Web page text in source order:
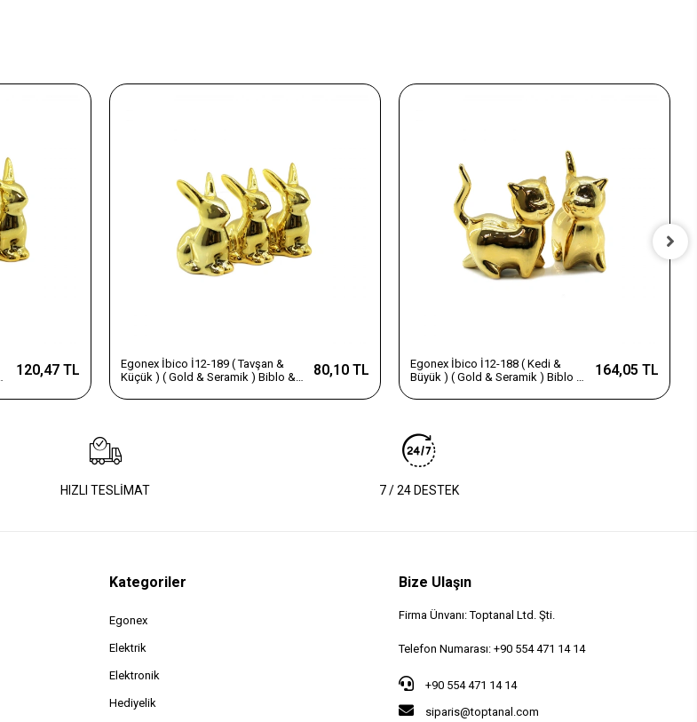
120,47 TL
Egonex İbico İ12-189 ( Tavşan &
Küçük ) ( Gold & Seramik ) Biblo &
80,10 TL
Egonex İbico İ12-188 ( Kedi &
Büyük ) ( Gold & Seramik ) Biblo &
164,05 TL
HIZLI TESLİMAT 7 / 24 DESTEK
Kategoriler
Egonex
Elektrik
Elektronik
Hediyelik
Bize Ulaşın
Firma Ünvanı: Toptanal Ltd. Şti.
Telefon Numarası: +90 554 471 14 14
+90 554 471 14 14
siparis@toptanal.com